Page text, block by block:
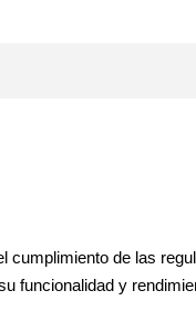
cumplimiento de las
funcionalidad y